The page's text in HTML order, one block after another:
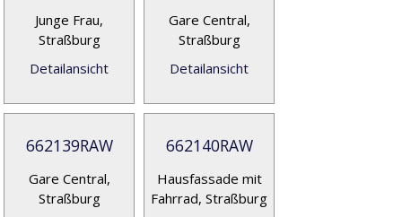
Junge Frau,
Straßburg
Detailansicht
Gare Central,
Straßburg
Detailansicht
662139RAW
Gare Central,
Straßburg
662140RAW
Hausfassade mit
Fahrrad, Straßburg